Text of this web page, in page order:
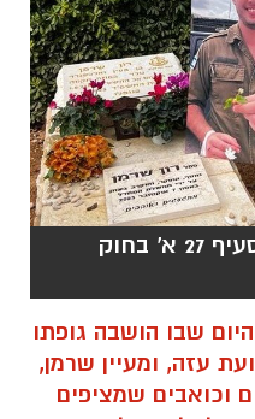
תוכן גולשים, שימוש לפי סעיף 27 א' בחוק
שבו הושבה גופתו
עזה, ומעיין שרמן,
וכואבים שמציפים
מחדש את אחת הפרשות המטלטלות של 7
ובלתי מתפשר, היא